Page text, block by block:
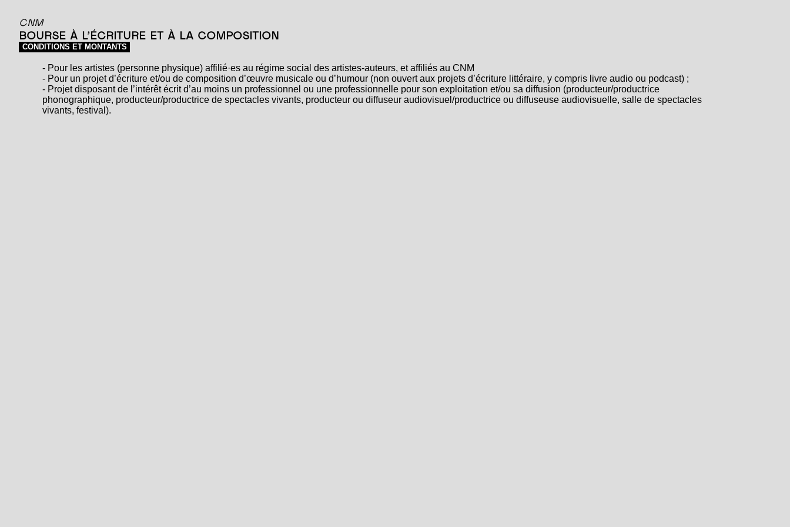
CNM
BOURSE À L’ÉCRITURE ET À LA COMPOSITION
CONDITIONS ET MONTANTS
- Pour les artistes (personne physique) affilié·es au régime social des artistes-auteurs, et affiliés au CNM
- Pour un projet d’écriture et/ou de composition d’œuvre musicale ou d’humour (non ouvert aux projets d’écriture littéraire, y compris livre audio ou podcast) ;
- Projet disposant de l’intérêt écrit d’au moins un professionnel ou une professionnelle pour son exploitation et/ou sa diffusion (producteur/productrice
phonographique, producteur/productrice de spectacles vivants, producteur ou diffuseur audiovisuel/productrice ou diffuseuse audiovisuelle, salle de spectacles
vivants, festival).